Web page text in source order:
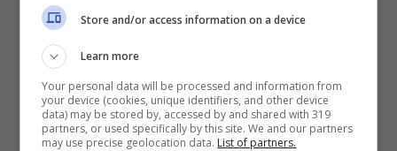
Store and/or access information on a device
Learn more
Your personal data will be processed and information from
your device (cookies, unique identifiers, and other device
data) may be stored by, accessed by and shared with 319
partners, or used specifically by this site. We and our partners
may use precise geolocation data. List of partners.